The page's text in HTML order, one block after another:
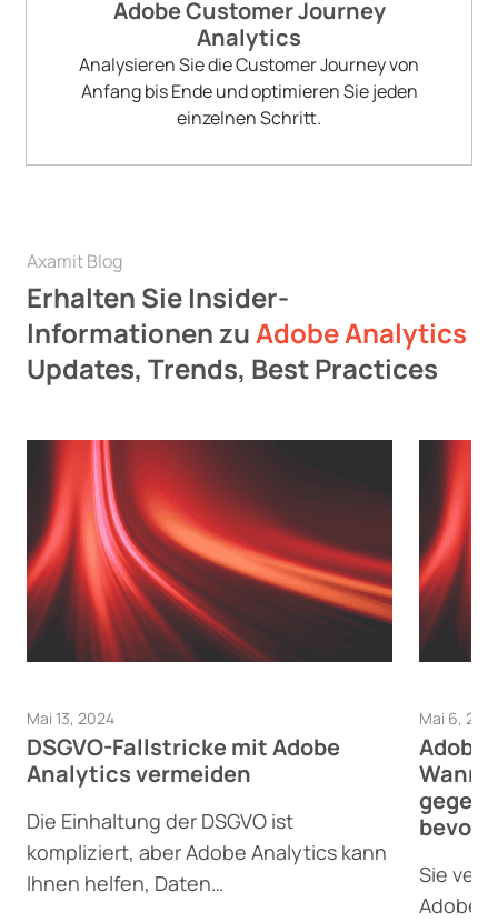
Adobe Customer Journey
Analytics
Analysieren Sie die Customer Journey von
Anfang bis Ende und optimieren Sie jeden
einzelnen Schritt.
Axamit Blog
Erhalten Sie Insider-
Informationen zuAdobe Analytics
Updates, Trends, Best Practices
Mai 13, 2024
DSGVO-Fallstricke mit Adobe
Analytics vermeiden
Die Einhaltung der DSGVO ist
kompliziert, aber Adobe Analytics kann
Ihnen helfen, Daten
Mai 6,
Adobe
Wann
Sie
Adobe